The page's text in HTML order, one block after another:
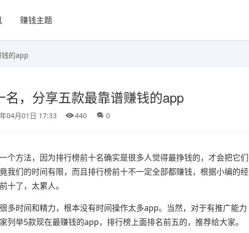
赚钱主题
钱的app
，分享五款最靠谱赚钱的app
04月01日 17:33 440 0
个方法，因为排行榜前十名确实是很多人觉得最挣钱的，才会把它们
我们的时间有限，而且排行榜前十不一定全部都赚钱，根据小编的经
十了，太累人。
多时间和精力，根本没有时间操作太多app。当然，对于有推广能力
举5款现在最赚钱的app，排行榜上面排名前五的，推荐给大家。